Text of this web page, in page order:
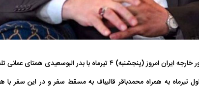
۴ تیرماه با بدر البوسعیدی همتای عمانی تلفنی گفت‌وگو کرد.
تیرماه به همراه محمدباقر قالیباف به مسقط سفر و در این سفر